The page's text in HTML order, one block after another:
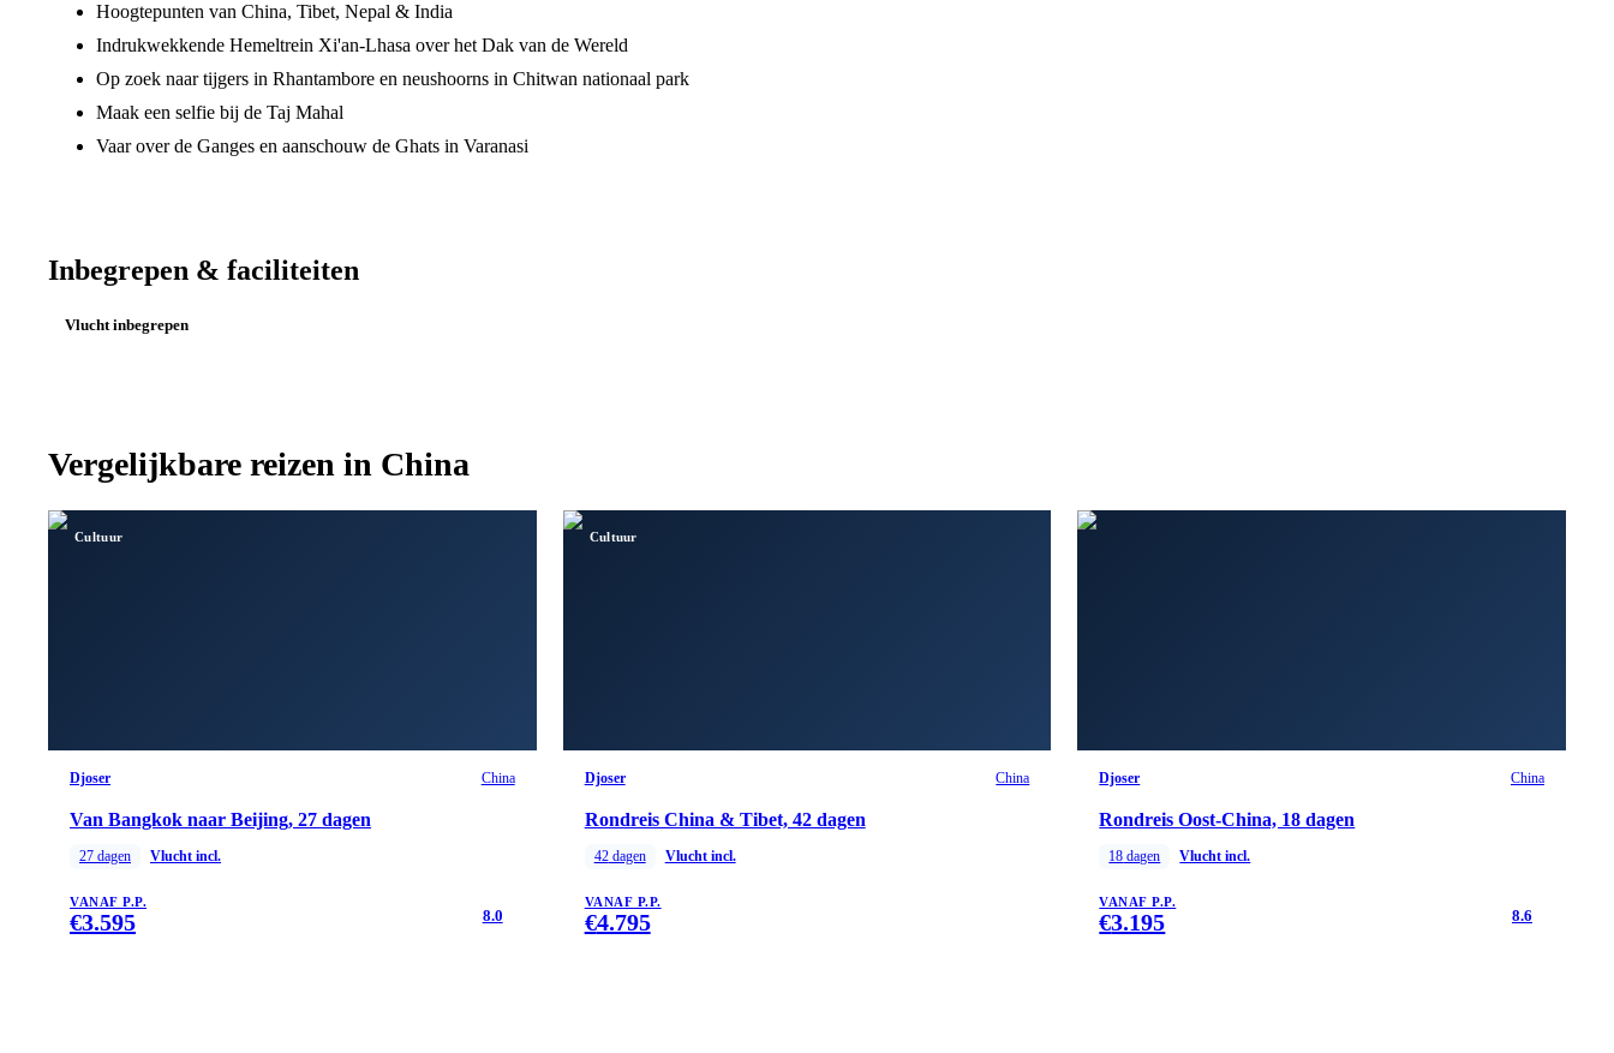
Hoogtepunten van China, Tibet, Nepal & India
Indrukwekkende Hemeltrein Xi'an-Lhasa over het Dak van de Wereld
Op zoek naar tijgers in Rhantambore en neushoorns in Chitwan nationaal park
Maak een selfie bij de Taj Mahal
Vaar over de Ganges en aanschouw de Ghats in Varanasi
Inbegrepen & faciliteiten
Vlucht inbegrepen
Vergelijkbare reizen in China
Cultuur
Djoser China
Van Bangkok naar Beijing, 27 dagen
27 dagen Vlucht incl.
VANAF P.P.
€3.595 8.0
Cultuur
Djoser China
Rondreis China & Tibet, 42 dagen
42dagen Vlucht incl.
VANAF P.P.
€4.795
Djoser China
Rondreis Oost-China, 18 dagen
18 dagen Vlucht incl.
VANAF P.P.
€3.195 8.6